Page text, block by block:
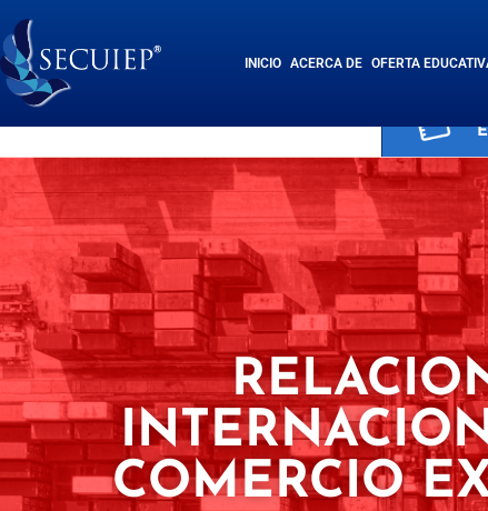
INICIO ACERCA DE OFERTA
COMERCIO